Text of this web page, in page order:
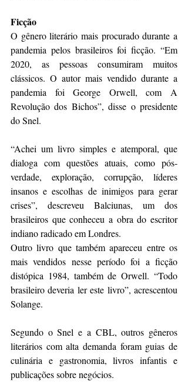
Ficção
O gênero literário mais procurado durante a
pandemia pelos brasileiros foi ficção. “Em
2020, as pessoas consumiram muitos
clássicos. O autor mais vendido durante a
pandemia foi George Orwell, com A
Revolução dos Bichos”, disse o presidente
do Snel.
“Achei um livro simples e atemporal, que
dialoga com questões atuais, como pós-
verdade, exploração, corrupção, líderes
insanos e escolhas de inimigos para gerar
crises”, descreveu Balciunas, um dos
brasileiros que conheceu a obra do escritor
indiano radicado em Londres.
Outro livro que também apareceu entre os
mais vendidos nesse período foi a ficção
distópica 1984, também de Orwell. “Todo
brasileiro deveria ler este livro”, acrescentou
Solange.
Segundo o Snel e a CBL, outros gêneros
literários com alta demanda foram guias de
culinária e gastronomia, livros infantis e
publicações sobre negócios.